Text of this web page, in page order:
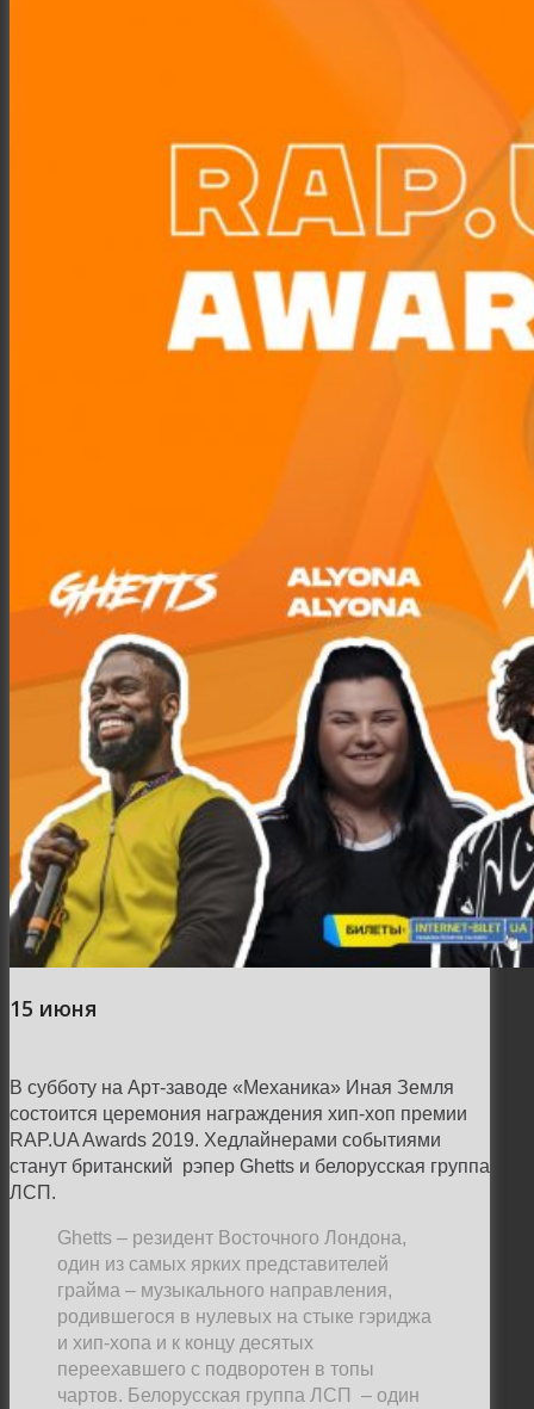
15 июня
В субботу на Арт-заводе «Механика» Иная Земля
состоится церемония награждения хип-хоп премии
RAP.UA Awards 2019. Хедлайнерами событиями
станут британский рэпер Ghetts и белорусская группа
ЛСП.
Ghetts – резидент Восточного Лондона,
один из самых ярких представителей
грайма – музыкального направления,
родившегося в нулевых на стыке гэриджа
и хип-хопа и к концу десятых
переехавшего с подворотен в топы
чартов. Белорусская группа ЛСП – один